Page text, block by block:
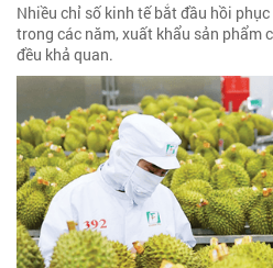
Nhiều chỉ số kinh tế bắt đầu hồi
trong các năm, xuất khẩu sản phẩm
đều khả quan.